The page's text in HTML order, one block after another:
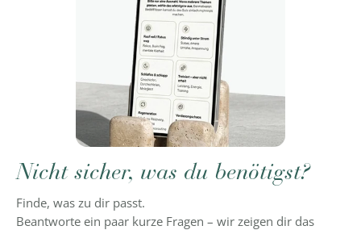
Nicht sicher, was du benötigst?
Finde, was zu dir passt.
Beantworte ein paar kurze Fragen – wir zeigen dir das